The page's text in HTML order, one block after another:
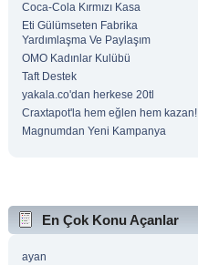
Coca-Cola Kırmızı Kasa
Eti Gülümseten Fabrika
Yardımlaşma Ve Paylaşım
OMO Kadınlar Kulübü
Taft Destek
yakala.co'dan herkese 20tl
Craxtapot'la hem eğlen hem kazan!
Magnumdan Yeni Kampanya
En Çok Konu Açanlar
ayan